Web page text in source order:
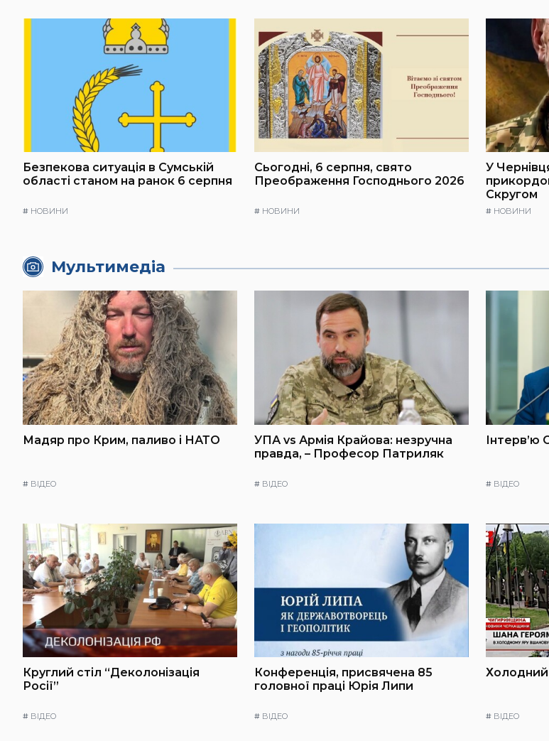
Безпекова ситуація в Сумській
області станом на ранок 6 серпня
# НОВИНИ
Сьогодні, 6 серпня, свято
Преображення Господнього 2026
# НОВИНИ
У
Скругом
# НОВИНИ
Мультимедіа
Мадяр про Крим, паливо і НАТО
# ВІДЕО
УПА vs Армія Крайова: незручна
правда, – Професор Патриляк
# ВІДЕО
Інтерв’ю
# ВІДЕО
Круглий стіл “Деколонізація
Росії”
# ВІДЕО
Конференція, присвячена 85
головної праці Юрія Липи
# ВІДЕО
Холодний
# ВІДЕО